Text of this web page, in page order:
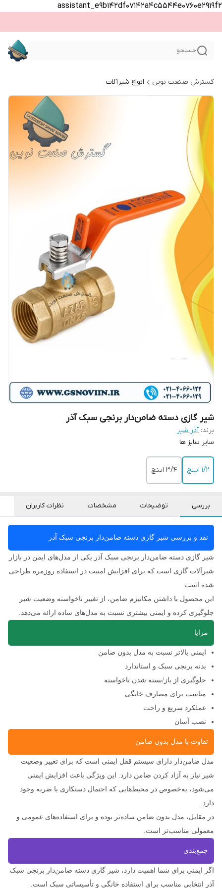
assistant_e9b142df07142a4c5544e0760e2919f2
جستجو
گسترش صنعت نوین انواع شیرآلات
شیر گازی دسته ضامن‌دار برنجی سبک آذر
برند: آذر شیر
سایر سایز ها
۱/۲ اینچ ۳/۴ اینچ
بررسی توضیحات مشخصات نظرات کاربران
نقد و بررسی شیر گازی دسته ضامن‌دار برنجی سبک آذر
شیر گازی دسته ضامن‌دار برنجی سبک آذر یکی از مدل‌های ایمن در بازار
شیرآلات گازی است که برای افزایش امنیت در استفاده روزمره طراحی
شده است.
این محصول با داشتن مکانیزم ضامن، از تغییر ناخواسته وضعیت شیر
جلوگیری کرده و ایمنی بیشتری نسبت به مدل‌های ساده ارائه می‌دهد.
مزایا
ایمنی بالاتر نسبت به مدل بدون ضامن
بدنه برنجی سبک و استاندارد
جلوگیری از باز/بسته شدن ناخواسته
مناسب برای مصارف خانگی
عملکرد سریع و راحت
نصب آسان
تفاوت با مدل بدون ضامن
مدل ضامن‌دار دارای سیستم قفل ایمنی است که برای تغییر وضعیت
شیر نیاز به آزاد کردن ضامن دارد. این ویژگی باعث افزایش ایمنی
می‌شود، به‌خصوص در محیط‌هایی که احتمال دستکاری یا ضربه وجود
دارد.
در مقابل، مدل بدون ضامن ساده‌تر بوده و برای استفاده‌های عمومی و
معمولی مناسب‌تر است.
جمع‌بندی
اگر ایمنی برای شما اهمیت دارد، شیر گازی دسته ضامن‌دار برنجی سبک
آذر انتخابی مناسب برای استفاده خانگی و تأسیساتی سبک است.